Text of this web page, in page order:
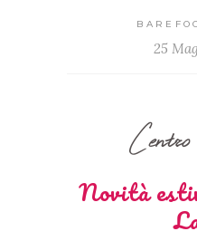
25
Novità